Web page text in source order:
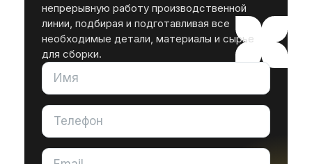
непрерывную работу производственной
линии, подбирая и подготавливая все
необходимые детали, материалы и сырье
для сборки.